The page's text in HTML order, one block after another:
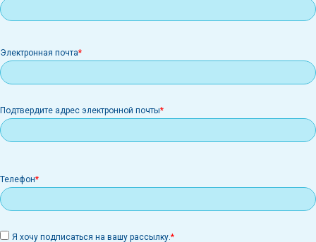
Электронная
почта
Электронная почта
Подтвердите адрес электронной почты
Телефон
Я хочу подписаться на вашу рассылку.